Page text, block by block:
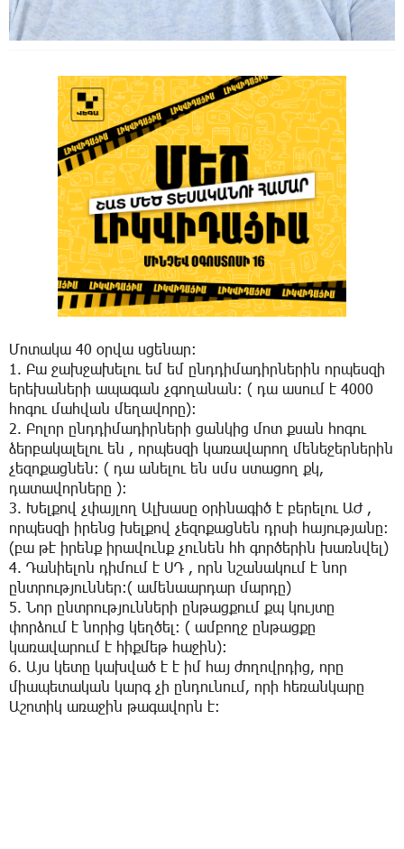
Մոտակա 40 օրվա սցենար։
1. Բա ջախջախելու եմ եմ ընդդիմադիրներին որպեսզի
երեխաների ապագան չգողանան։ ( դա ասում է 4000
հոգու մահվան մեղավորը)։
2. Բոլոր ընդդիմադիրների ցանկից մոտ քսան հոգու
ձերբակալելու են , որպեսզի կառավարող մենեջերներին
չեզոքացնեն։ ( դա անելու են սմս ստացող քկ,
դատավորները )։
3. Խելքով չփայլող Ալխասը օրինագիծ է բերելու ԱԺ ,
որպեսզի իրենց խելքով չեզոքացնեն դրսի հայությանը։
(բա թէ իրենք իրավունք չունեն հհ գործերին խառնվել)
4. Դանիելոն դիմում է ՍԴ , որն նշանակում է նոր
ընտրություններ։( ամենաարդար մարդը)
5. Նոր ընտրությունների ընթացքում քպ կույտը
փորձում է նորից կեղծել։ ( ամբողջ ընթացքը
կառավարում է հիքմեթ հաջին)։
6. Այս կետը կախված է է իմ հայ ժողովրդից, որը
միապետական կարգ չի ընդունում, որի հեռանկարը
Աշոտիկ առաջին թագավորն է։